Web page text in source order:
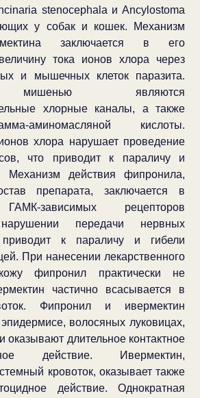
stenocephala и Ancylostoma
у собак и кошек. Механизм
заключается в его
тока ионов хлора через
и мышечных клеток паразита.
мишенью являются
хлорные каналы, а также
аминомасляной кислоты.
хлора нарушает проведение
что приводит к параличу и
Механизм действия фипронила,
препарата, заключается в
зависимых рецепторов
нарушении передачи нервных
к параличу и гибели
При нанесении лекарственного
фипронил практически не
частично всасывается в
Фипронил и ивермектин
волосяных луковицах,
оказывают длительное контактное
действие. Ивермектин,
кровоток, оказывает также
действие. Однократная